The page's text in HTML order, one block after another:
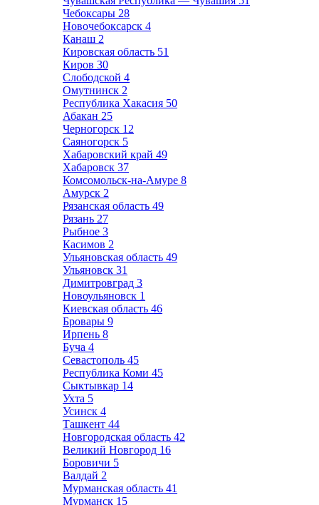
Чебоксары 28
Новочебоксарск 4
Канаш 2
Кировская область 51
Киров 30
Слободской 4
Омутнинск 2
Республика Хакасия 50
Абакан 25
Черногорск 12
Саяногорск 5
Хабаровский край 49
Хабаровск 37
Комсомольск-на-Амуре 8
Амурск 2
Рязанская область 49
Рязань 27
Рыбное 3
Касимов 2
Ульяновская область 49
Ульяновск 31
Димитровград 3
Новоульяновск 1
Киевская область 46
Бровары 9
Ирпень 8
Буча 4
Севастополь 45
Республика Коми 45
Сыктывкар 14
Ухта 5
Усинск 4
Ташкент 44
Новгородская область 42
Великий Новгород 16
Боровичи 5
Валдай 2
Мурманская область 41
Мурманск 15